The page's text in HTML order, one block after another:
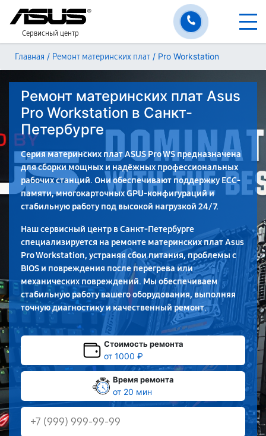
Сервисный центр
Главная / Ремонт материнских плат / Pro Workstation
Ремонт материнских плат Asus
Pro Workstation в Санкт-
Петербурге
Серия материнских плат ASUS Pro WS предназначена
для сборки мощных и надёжных профессиональных
рабочих станций. Они обеспечивают поддержку ECC-
памяти, многокарточных GPU-конфигураций и
стабильную работу под высокой нагрузкой 24/7.
Наш сервисный центр в Санкт-Петербурге
специализируется на ремонте материнских плат Asus
Pro Workstation, устраняя сбои питания, проблемы с
BIOS и повреждения после перегрева или
механических повреждений. Мы обеспечиваем
стабильную работу вашего оборудования, выполняя
точную диагностику и качественный ремонт.
Стоимость ремонта
от 1000 ₽
Время ремонта
от 20 мин